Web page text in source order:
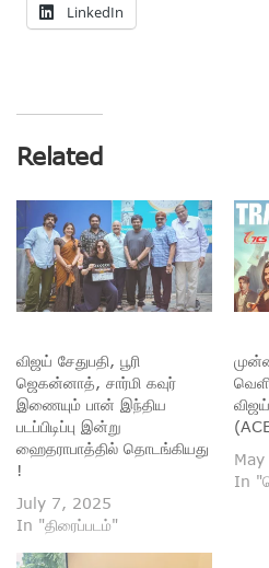
LinkedIn
Related
விஜய் சேதுபதி, பூரி
ஜெகன்னாத், சார்மி கவுர்
இணையும் பான் இந்திய
படப்பிடிப்பு இன்று
ஹைதராபாத்தில் தொடங்கியது
!
July 7, 2025
In "திரைப்படம்"
In